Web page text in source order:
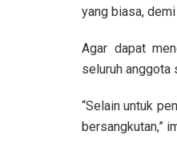
yang biasa,
Agar dapat
seluruh anggota
“Selain untuk
bersangkutan,”